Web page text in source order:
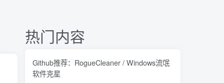
热门内容
Github推荐：RogueCleaner / Windows流氓
软件克星